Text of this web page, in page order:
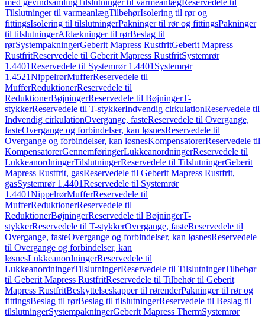
med gevindsamlingTilslutninger til varmeanlægReservedele til
Tilslutninger til varmeanlægTilbehørIsolering til rør og
fittingsIsolering til tilslutningerPakninger til rør og fittingsPakninger
til tilslutningerAfdækninger til rørBeslag til
rørSystempakningerGeberit Mapress RustfritGeberit Mapress
RustfritReservedele til Geberit Mapress RustfritSystemrør
1.4401Reservedele til Systemrør 1.4401 Systemrør
1.4521NippelrørMufferReservedele til
MufferReduktionerReservedele til
ReduktionerBøjningerReservedele til BøjningerT-
stykkerReservedele til T-stykkerIndvendig cirkulationReservedele til
Indvendig cirkulationOvergange, fasteReservedele til Overgange,
fasteOvergange og forbindelser, kan løsnesReservedele til
Overgange og forbindelser, kan løsnesKompensatorerReservedele til
KompensatorerGennemføringerLukkeanordningerReservedele til
LukkeanordningerTilslutningerReservedele til TilslutningerGeberit
Mapress Rustfrit, gasReservedele til Geberit Mapress Rustfrit,
gasSystemrør 1.4401Reservedele til Systemrør
1.4401NippelrørMufferReservedele til
MufferReduktionerReservedele til
ReduktionerBøjningerReservedele til BøjningerT-
stykkerReservedele til T-stykkerOvergange, fasteReservedele til
Overgange, fasteOvergange og forbindelser, kan løsnesReservedele
til Overgange og forbindelser, kan
løsnesLukkeanordningerReservedele til
LukkeanordningerTilslutningerReservedele til TilslutningerTilbehør
til Geberit Mapress RustfritReservedele til Tilbehør til Geberit
Mapress RustfritBeskyttelseskapper til rørenderPakninger til rør og
fittingsBeslag til rørBeslag til tilslutningerReservedele til Beslag til
tilslutningerSystempakningerGeberit Mapress ThermSystemrør